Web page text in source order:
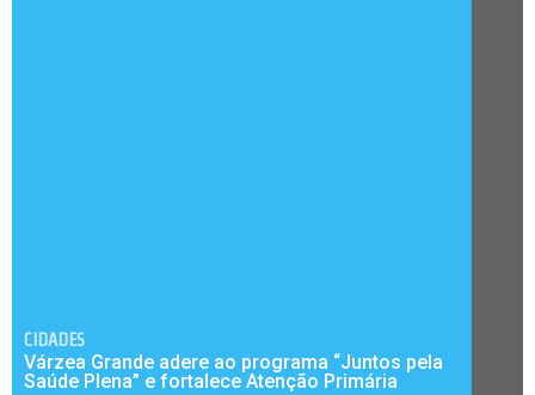
CIDADES
Várzea Grande adere ao programa “Juntos pela
Saúde Plena” e fortalece Atenção Primária